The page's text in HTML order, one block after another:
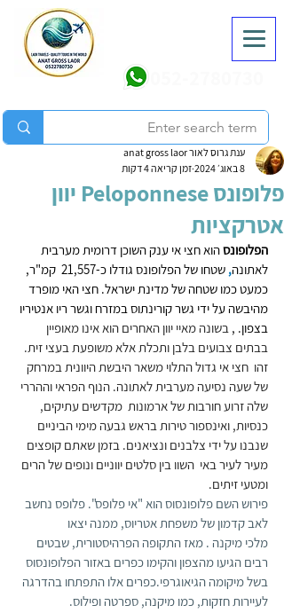
פלופונס Peloponnese יוון
אטרקציות
ענת גרוס לאור anat gross laor
8 באוג׳ 2024
זמן קריאה 4 דקות
הפלופונס הוא חצי אי ענק השוכן דרומית מערבית
לאתונה,
שטחו של הפלופונס גודלו כ-21,557  קמ"ר,
כמעט כמו שטחה של מדינת ישראל. חצי האי מופרד
מהיבשה על ידי גשר קורינתוס במזרח וגשר ריו אנטיריו
בצפון. , בשונה מאיי יוון האחרים הוא אינו מאופיין
בבתים צבועים בלבן ותכלת אלא משופעת בעצי זית.
זהו  חצי אי גדול התלוי משאר היבשת היוונית במרחק
של שעה נסיעה מערבית לאתונה. הנוף הפראי וההררי
שלה זרוע חורבות של ארמונות  מקדשים עתיקים,
כנסיות, ואינספור טירות בראש גבעה מימי הביניים
שנבנו על ידי צלבנים ונציאנים. בזמן שאתם קופצים
מעיר לעיר באי  השוו בין סלטים יווניים ונופים של הרים
ומטעי זיתים.
פירוש השם פלופונסוס הוא "אי פלופס". פלופס נחשב
לאב קדמון של משפחת אטריוס, ממנה יצאו
מלכי מיקנה . מאז התקופה הפרהיסטורית, שבטים
רבים הגיעו מהצפון והקימו כפרים באזור הפלופונסוס
בשל מיקומה הגיאוגרפי.כפרים אלו התפתחו בהדרגה
לעיירות חזקות, כמו מיקנה, ספרטה ופילוס.